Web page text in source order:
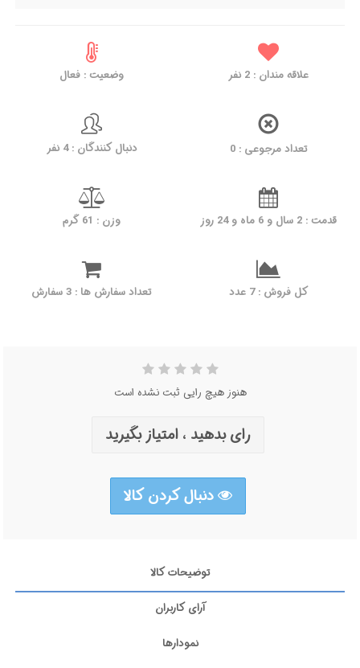
علاقه مندان : 2 نفر وضعیت : فعال
تعداد مرجوعی : 0 دنبال کنندگان : 4 نفر
قدمت : 2 سال و 6 ماه و 24 روز وزن : 61 گرم
کل فروش : 7 عدد تعداد سفارش ها : 3 سفارش
هنوز هیچ رایی ثبت نشده است
رای بدهید ، امتیاز بگیرید
دنبال کردن کالا
توضیحات کالا
آرای کاربران
نمودارها